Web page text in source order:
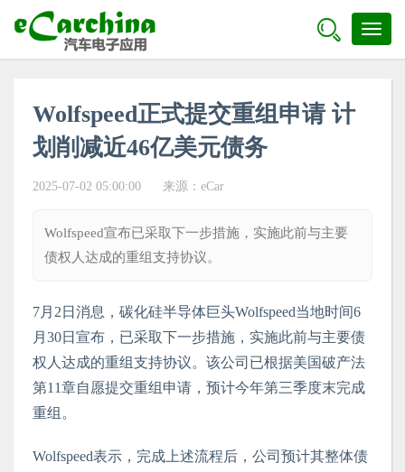
Toggle

Wolfspeed正式提交重组申请 计
划削减近46亿美元债务
2025-07-02 05:00:00 来源： eCar
Wolfspeed宣布已采取下一步措施，实施此前与主要
债权人达成的重组支持协议。
7月2日消息，碳化硅半导体巨头Wolfspeed当地时间6
月30日宣布，已采取下一步措施，实施此前与主要债
权人达成的重组支持协议。该公司已根据美国破产法
第11章自愿提交重组申请，预计今年第三季度末完成
重组。
Wolfspeed表示，完成上述流程后，公司预计其整体债